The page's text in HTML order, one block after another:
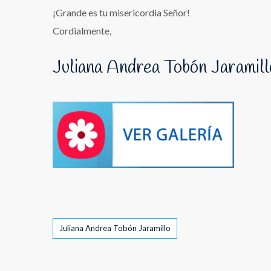
¡Grande es tu misericordia Señor!
Cordialmente,
Juliana Andrea Tobón
Tags
Juliana Andrea Tobón Jaramillo